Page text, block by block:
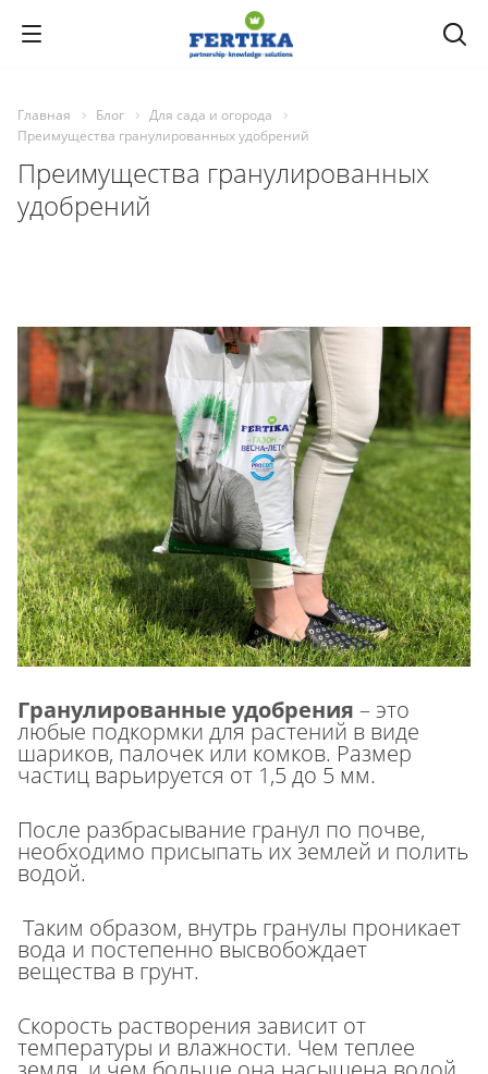
Главная Блог
Для сада и огорода
Преимущества гранулированных удобрений
Преимущества гранулированных
удобрений
Гранулированные удобрения – это
любые подкормки для растений в виде
шариков, палочек или комков. Размер
частиц варьируется от 1,5 до 5 мм.
После разбрасывание гранул по почве,
необходимо присыпать их землей и полить
водой.
Таким образом, внутрь гранулы проникает
вода и постепенно высвобождает
вещества в грунт.
Скорость растворения зависит от
температуры и влажности. Чем теплее